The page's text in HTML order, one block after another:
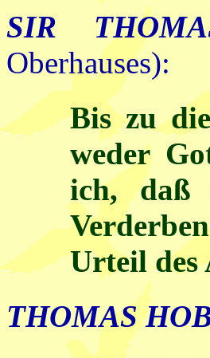
SIR
Oberhauses):
Bis zu
weder
ich, daß
Urteil des
THOMAS